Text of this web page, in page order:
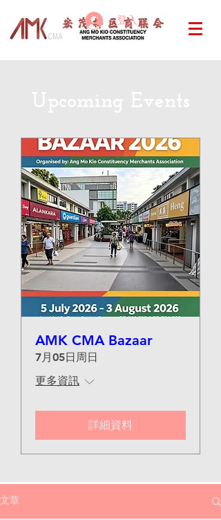
登入
AMK CMA Bazaar
7月05日周日
更多資訊
詳細資料
文章